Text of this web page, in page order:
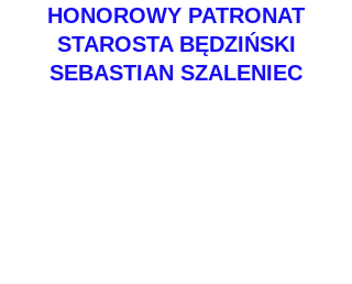
HONOROWY PATRONAT
STAROSTA BĘDZIŃSKI
SEBASTIAN SZALENIEC